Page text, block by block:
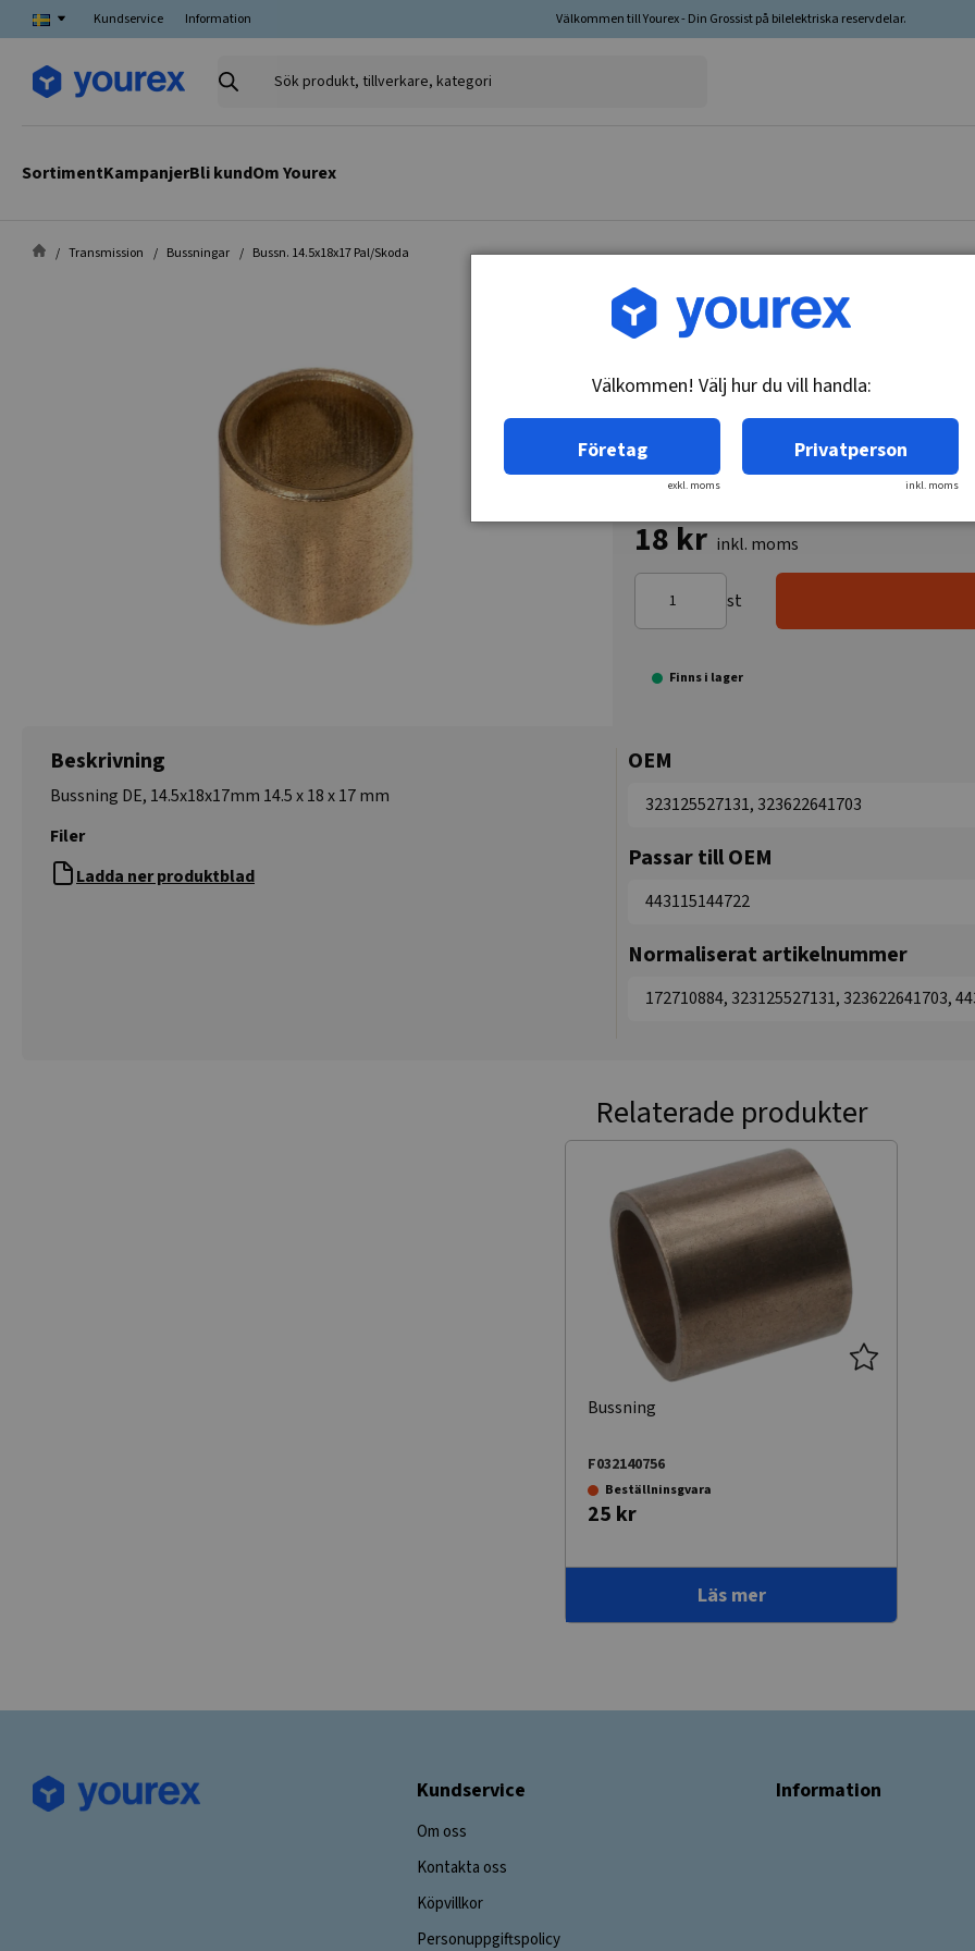
Kundservice Information Välkommen till Yourex - Din Grossist på bilelektriska reservdelar.
Sök
SortimentKampanjerBli kundOm Yourex
Transmission Bussningar Bussn. 14.5x18x17 Pal/Skoda
Artikelnr: 17-271-0884
Bussn. 14.5x18x17 Pal/
18 kr inkl. moms
st
Finns i lager
Beskrivning
Bussning DE, 14.5x18x17mm 14.5 x 18 x 17 mm
Filer
Ladda ner produktblad
OEM
323125527131, 323622641703
Passar till OEM
443115144722
Normaliserat artikelnummer
172710884, 323125527131, 323622641703,
Relaterade produkter
Bussning
F032140756
Beställninsgvara
25 kr
Läs mer
Kundservice
Om oss
Kontakta oss
Köpvillkor
Personuppgiftspolicy
Information
Välkommen! Välj hur du vill handla:
Företag
exkl. moms
Privatperson
inkl. moms